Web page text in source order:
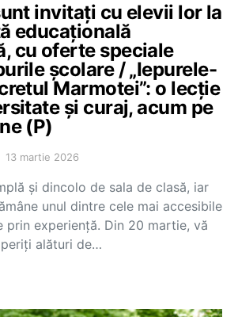
invitați cu elevii lor la
educațională
cu oferte speciale
școlare / „Iepurele-
Marmotei”: o lecție
și curaj, acum pe
(P)
13 martie 2026
și dincolo de sala de clasă, iar
unul dintre cele mai accesibile
prin experiență. Din 20 martie, vă
alături de…